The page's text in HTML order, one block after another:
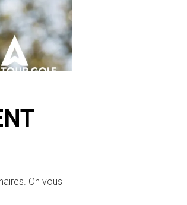
On vous